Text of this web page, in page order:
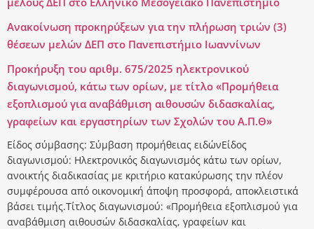
Ανακοίνωση προκηρύξεων για την πλήρωση τριών (3)
θέσεων μελών ΔΕΠ στο Πανεπιστήμιο Ιωαννίνων
Προκήρυξη του αριθμ. 675/2025 ηλεκτρονικού
διαγωνισμού, κάτω των ορίων, με τίτλο «Προμήθεια
εξοπλισμού για αναβάθμιση αιθουσών διδασκαλίας,
γραφείων και εργαστηρίων των Σχολών του Α.Π.Θ»
Είδος σύμβασης: Σύμβαση προμήθειας ειδώνΕίδος
διαγωνισμού: Ηλεκτρονικός διαγωνισμός κάτω των ορίων,
ανοικτής διαδικασίας με κριτήριο κατακύρωσης την πλέον
συμφέρουσα από οικονομική άποψη προσφορά, αποκλειστικά
βάσει τιμής.Τίτλος διαγωνισμού: «Προμήθεια εξοπλισμού για
αναβάθμιση αιθουσών διδασκαλίας, γραφείων και